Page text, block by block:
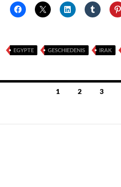
EGYPTE GESCHIEDENIS IRAK
Berichten1 2 3